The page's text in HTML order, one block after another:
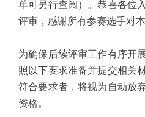
单可另行查阅）。恭喜各位
评审，感谢所有参赛选手对
为确保后续评审工作有序开
照以下要求准备并提交相关
符合要求者，将视为自动放
资格。